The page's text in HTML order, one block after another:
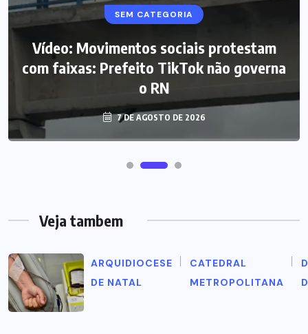
SEM CATEGORIA
Vídeo: Movimentos sociais protestam
com faixas: Prefeito TikTok não governa
o RN
7 DE AGOSTO DE 2026
Veja tambem
ARQUIDIOCESE
DE NATAL
CATEDRAL
METROPOLITANA
D